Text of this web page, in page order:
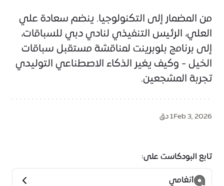
من المضمار إلى التكنولوجيا. ينضم سعادة علي
العلي، الرئيس التنفيذي لنادي دبي للسباقات،
إلى برنامج بلوبرينت لمناقشة مستقبل سباقات
الخيل - وكيف يغير الذكاء الاصطناعي التوليدي
تجربة المشجعين.
Feb 3, 20261 دق
تابع البودكاست على:
أنغامي